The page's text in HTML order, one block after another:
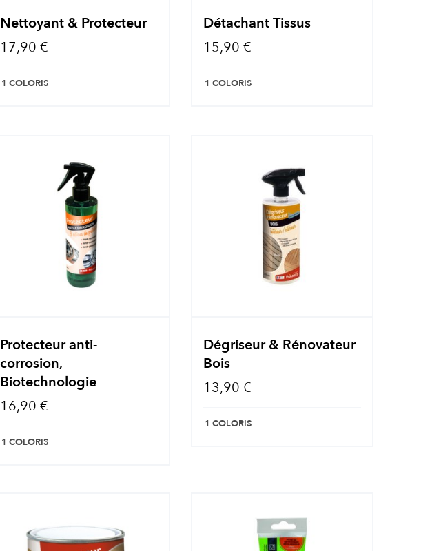
Nettoyant & Protecteur
17,90 €
1 COLORIS
Détachant Tissus
15,90 €
1 COLORIS
Protecteur anti-
corrosion,
Biotechnologie
16,90 €
1 COLORIS
Dégriseur & Rénovateur
Bois
13,90 €
1 COLORIS